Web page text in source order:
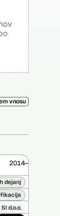
vnosu
2014–
dejanj
d.o.o.